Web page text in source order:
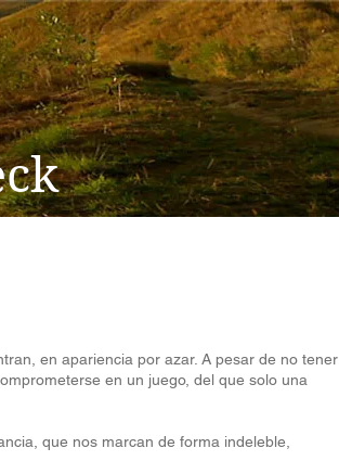
en apariencia por azar. A pesar de no tener
en un juego, del que solo una
que nos marcan de forma indeleble,